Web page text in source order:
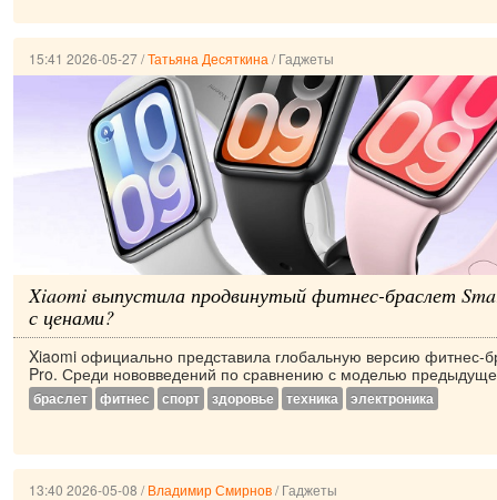
15:41 2026-05-27/Татьяна Десяткина /Гаджеты
Xiaomi выпустила продвинутый фитнес-браслет
с ценами?
Xiaomi официально представила глобальную версию фитнес-
Pro. Среди нововведений по сравнению с моделью
браслет фитнес спорт здоровье техника электроника
13:40 2026-05-08 /Владимир Смирнов/Гаджеты